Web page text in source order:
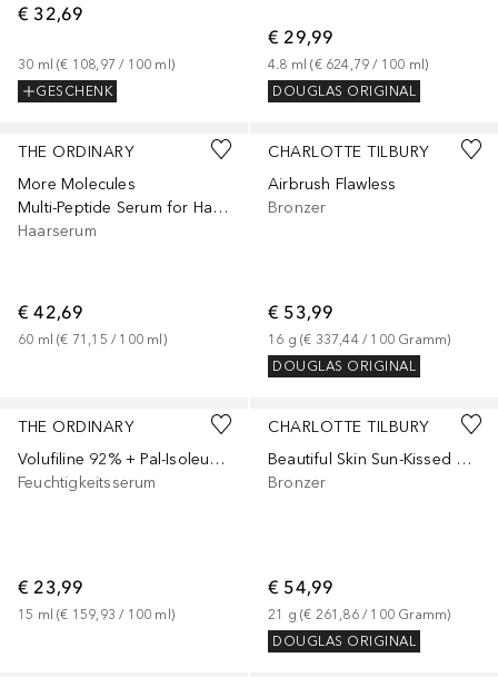
€ 32,69
30 ml (€ 108,97 / 100 ml )
GESCHENK
€ 29,99
4.8 ml (€ 624,79 / 100 ml)
DOUGLAS ORIGINAL
THE ORDINARY
More Molecules
Multi-Peptide Serum for Hair Density
Haarserum
€ 42,69
60 ml (€ 71,15 / 100 ml )
CHARLOTTE TILBURY
Airbrush Flawless
Bronzer
€ 53,99
16 g (€ 337,44 / 100 Gramm)
DOUGLAS ORIGINAL
+1
THE ORDINARY
Volufiline 92% + Pal-Isoleucine 1%
Feuchtigkeitsserum
€ 23,99
15 ml (€ 159,93 / 100 ml )
CHARLOTTE TILBURY
Beautiful Skin Sun-Kissed Glow
Bronzer
€ 54,99
21 g (€ 261,86 / 100 Gramm)
DOUGLAS ORIGINAL
+1
+5